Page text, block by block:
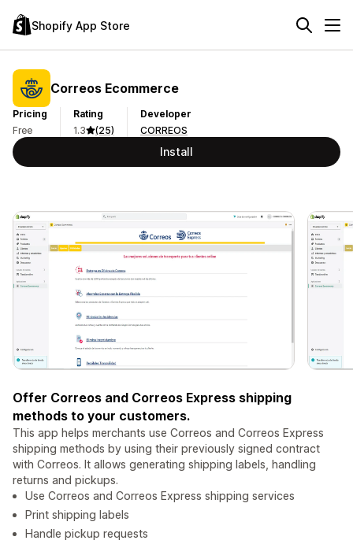
Shopify App Store
Correos Ecommerce
Pricing
Free
Rating
1.3
(25)
Developer
CORREOS
Install
Offer Correos and Correos Express shipping
methods to your customers.
This app helps merchants use Correos and Correos Express
shipping methods by using their previously signed contract
with Correos. It allows generating shipping labels, handling
returns and pickups.
Use Correos and Correos Express shipping services
Print shipping labels
Handle pickup requests